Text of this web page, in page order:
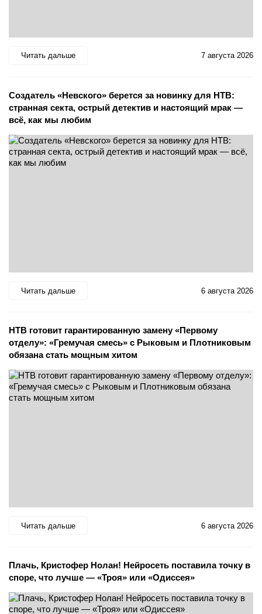
Читать дальше 7 августа 2026
Создатель «Невского» берется за новинку для НТВ:
странная секта, острый детектив и настоящий мрак —
всё, как мы любим
Читать дальше 6 августа 2026
НТВ готовит гарантированную замену «Первому
отделу»: «Гремучая смесь» с Рыковым и Плотниковым
обязана стать мощным хитом
Читать дальше 6 августа 2026
Плачь, Кристофер Нолан! Нейросеть поставила точку в
споре, что лучше — «Троя» или «Одиссея»